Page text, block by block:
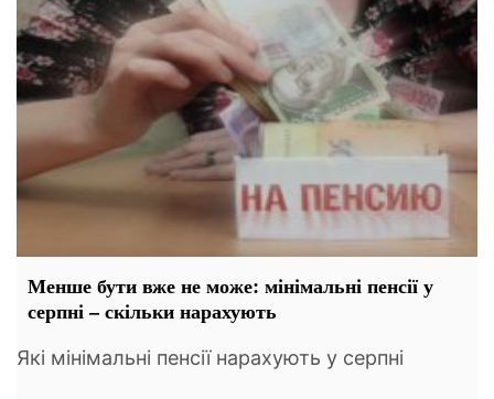
Менше бути вже не може: мінімальні пенсії у
серпні – скільки нарахують
Які мінімальні пенсії нарахують у серпні